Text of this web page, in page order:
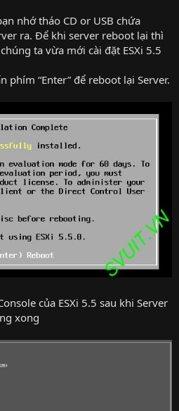
nhớ tháo CD or USB chứa
ra. Để khi server reboot lại thì
ta vừa mới cài đặt ESXi 5.5
phím “Enter” để reboot lại Server.
của ESXi 5.5 sau khi Server
xong